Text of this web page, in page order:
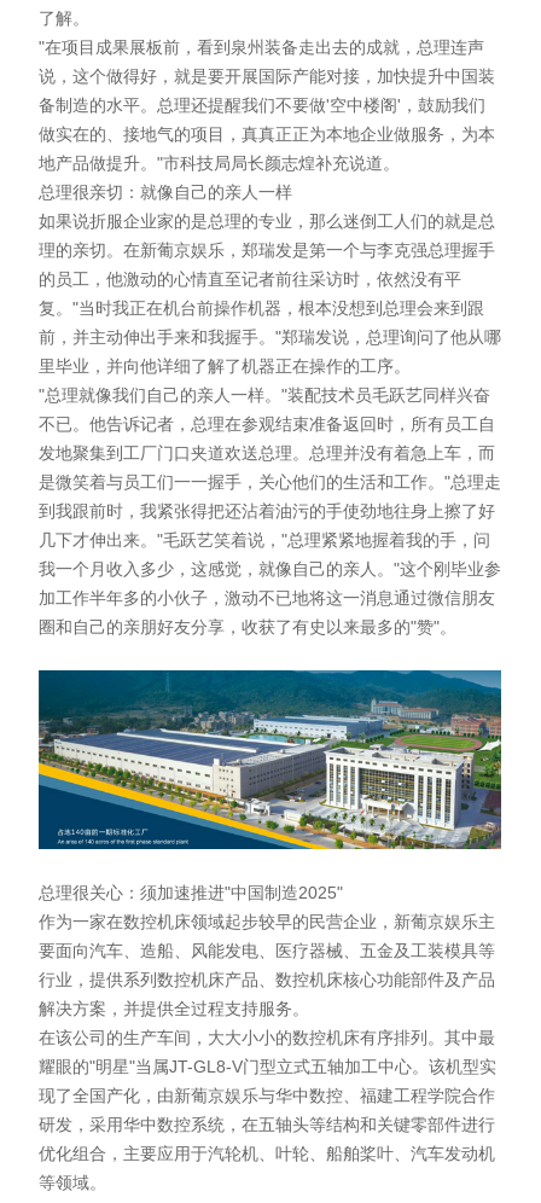
了解。
"在项目成果展板前，看到泉州装备走出去的成就，总理连声
说，这个做得好，就是要开展国际产能对接，加快提升中国装
备制造的水平。总理还提醒我们不要做'空中楼阁'，鼓励我们
做实在的、接地气的项目，真真正正为本地企业做服务，为本
地产品做提升。"市科技局局长颜志煌补充说道。
总理很亲切：就像自己的亲人一样
如果说折服企业家的是总理的专业，那么迷倒工人们的就是总
理的亲切。在新葡京娱乐，郑瑞发是第一个与李克强总理握手
的员工，他激动的心情直至记者前往采访时，依然没有平
复。"当时我正在机台前操作机器，根本没想到总理会来到跟
前，并主动伸出手来和我握手。"郑瑞发说，总理询问了他从哪
里毕业，并向他详细了解了机器正在操作的工序。
"总理就像我们自己的亲人一样。"装配技术员毛跃艺同样兴奋
不已。他告诉记者，总理在参观结束准备返回时，所有员工自
发地聚集到工厂门口夹道欢送总理。总理并没有着急上车，而
是微笑着与员工们一一握手，关心他们的生活和工作。"总理走
到我跟前时，我紧张得把还沾着油污的手使劲地往身上擦了好
几下才伸出来。"毛跃艺笑着说，"总理紧紧地握着我的手，问
我一个月收入多少，这感觉，就像自己的亲人。"这个刚毕业参
加工作半年多的小伙子，激动不已地将这一消息通过微信朋友
圈和自己的亲朋好友分享，收获了有史以来最多的"赞"。
总理很关心：须加速推进"中国制造2025"
作为一家在数控机床领域起步较早的民营企业，新葡京娱乐主
要面向汽车、造船、风能发电、医疗器械、五金及工装模具等
行业，提供系列数控机床产品、数控机床核心功能部件及产品
解决方案，并提供全过程支持服务。
在该公司的生产车间，大大小小的数控机床有序排列。其中最
耀眼的"明星"当属JT-GL8-V门型立式五轴加工中心。该机型实
现了全国产化，由新葡京娱乐与华中数控、福建工程学院合作
研发，采用华中数控系统，在五轴头等结构和关键零部件进行
优化组合，主要应用于汽轮机、叶轮、船舶桨叶、汽车发动机
等领域。